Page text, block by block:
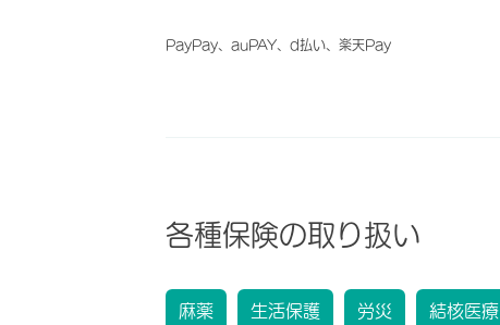
PayPay、auPAY、d払い、楽天Pay
各種保険の取り扱い
麻薬 生活保護 労災 結核医療